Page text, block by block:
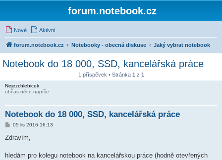
forum.notebook.cz
Nové Aktivní
forum.notebook.cz Notebooky - obecná diskuse Jaký vybrat notebook
Notebook do 18 000, SSD, kancelářská práce
1 příspěvek • Stránka 1 z 1
Nejezchlebicek
občas něco napíše
Notebook do 18 000, SSD, kancelářská práce
P
í
ě
05 lis 2016 16:13
Zdravím,
hledám pro kolegu notebook na kancelářskou práce (hodně otevřených